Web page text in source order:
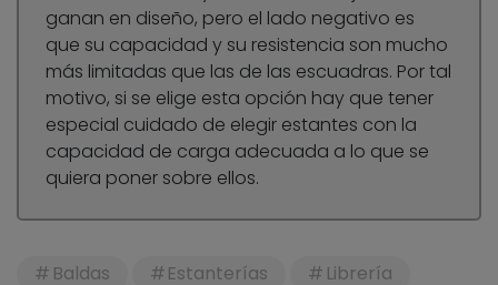
ganan en diseño, pero el lado negativo es
que su capacidad y su resistencia son mucho
más limitadas que las de las escuadras. Por tal
motivo, si se elige esta opción hay que tener
especial cuidado de elegir estantes con la
capacidad de carga adecuada a lo que se
quiera poner sobre ellos.
Baldas Estanterías Librería